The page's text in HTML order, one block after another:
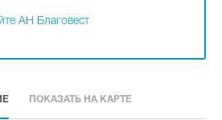
АН Благовест
ПОКАЗАТЬ НА КАРТЕ